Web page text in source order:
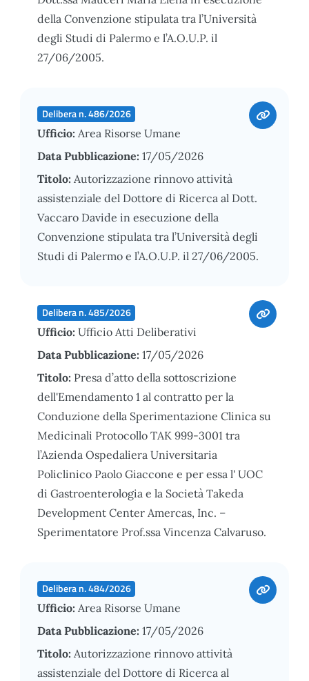
della Convenzione stipulata tra l’Università
degli Studi di Palermo e l’A.O.U.P. il
27/06/2005.
Delibera n. 486/2026
Ufficio: Area Risorse Umane
Data Pubblicazione: 17/05/2026
Titolo: Autorizzazione rinnovo attività
assistenziale del Dottore di Ricerca al Dott.
Vaccaro Davide in esecuzione della
Convenzione stipulata tra l’Università degli
Studi di Palermo e l’A.O.U.P. il 27/06/2005.
Delibera n. 485/2026
Ufficio: Ufficio Atti Deliberativi
Data Pubblicazione: 17/05/2026
Titolo: Presa d’atto della sottoscrizione
dell'Emendamento 1 al contratto per la
Conduzione della Sperimentazione Clinica su
Medicinali Protocollo TAK 999-3001 tra
l’Azienda Ospedaliera Universitaria
Policlinico Paolo Giaccone e per essa l' UOC
di Gastroenterologia e la Società Takeda
Development Center Amercas, Inc. –
Sperimentatore Prof.ssa Vincenza Calvaruso.
Delibera n. 484/2026
Ufficio: Area Risorse Umane
Data Pubblicazione: 17/05/2026
Titolo: Autorizzazione rinnovo attività
assistenziale del Dottore di Ricerca al